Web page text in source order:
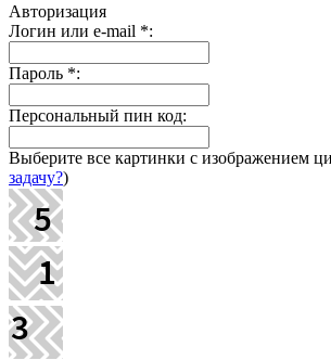
Авторизация
Логин или e-mail *:
Пароль *:
Персональный пин код:
Выберите все картинки с изображением
задачу?)